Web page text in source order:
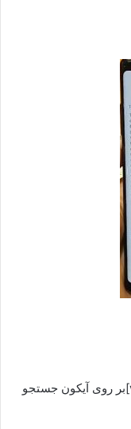
بروید[/vc_column_text][vc_column_text]بر روی آیکون جستجو